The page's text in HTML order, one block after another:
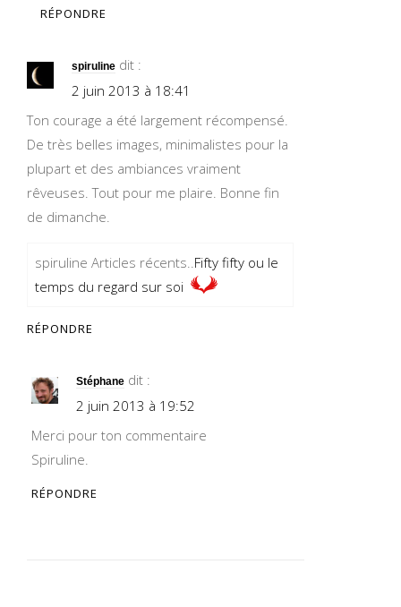
RÉPONDRE
spiruline dit :
2 juin 2013 à 18:41
Ton courage a été largement récompensé.
De très belles images, minimalistes pour la
plupart et des ambiances vraiment
rêveuses. Tout pour me plaire. Bonne fin
de dimanche.
spiruline Articles récents..Fifty fifty ou le
temps du regard sur soi
RÉPONDRE
Stéphane dit :
2 juin 2013 à 19:52
Merci pour ton commentaire
Spiruline.
RÉPONDRE